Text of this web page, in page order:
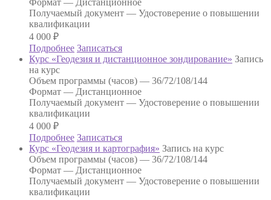
Получаемый документ — Удостоверение о повышении
квалификации
4 000 ₽
Подробнее Записаться
Курс «Геодезия и дистанционное зондирование» Запись
на курс
Объем программы (часов) — 36/72/108/144
Формат — Дистанционное
Получаемый документ — Удостоверение о повышении
квалификации
4 000 ₽
Подробнее Записаться
Курс «Геодезия и картография» Запись на курс
Объем программы (часов) — 36/72/108/144
Формат — Дистанционное
Получаемый документ — Удостоверение о повышении
квалификации